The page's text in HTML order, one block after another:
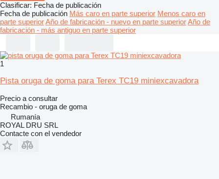
Clasificar: Fecha de publicación
Fecha de publicación Más caro en parte superior Menos caro en
parte superiorAño de fabricación - nuevo en parte superiorAño de
fabricación - más antiguo en parte superior
1
Pista oruga de goma para Terex TC19 miniexcavadora
Precio a consultar
Recambio - oruga de goma
Rumanía
ROYAL DRU SRL
Contacte con el vendedor